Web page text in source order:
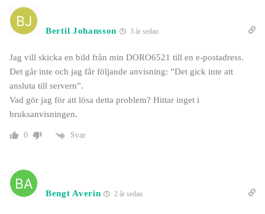
Bertil Johansson 3 år sedan
Jag vill skicka en bild från min DORO6521 till en e-postadress.
Det går inte och jag får följande anvisning: ”Det gick inte att
ansluta till servern”.
Vad gör jag för att lösa detta problem? Hittar inget i
bruksanvisningen.
0 Svar
Bengt Averin 2 år sedan